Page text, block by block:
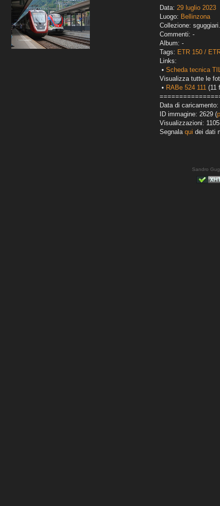
Data: 29 luglio 2023
Luogo: Bellinzona
Collezione:
Commenti: -
Album: -
Tags: ETR 150 /
Links:
• Scheda tecnica
Visualizza tutte le
• RABe 524 111 (11
Data di
ID immagine: 2629 (
Visualizzazioni: 1105
Segnala qui dei dati
Sandro